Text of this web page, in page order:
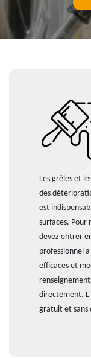
Les grêles et
des
est
surfaces. Pour
devez entrer
professionnel
efficaces et
directement.
gratuit et sans